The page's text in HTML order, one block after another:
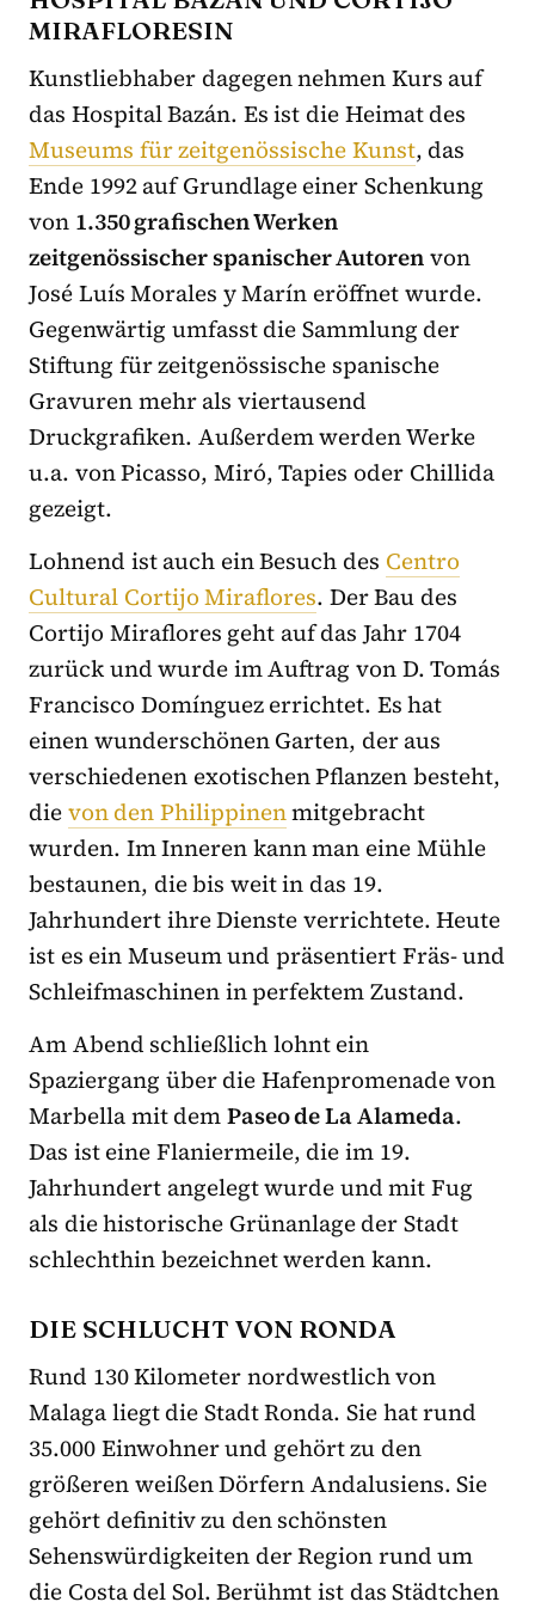
MIRAFLORESIN
Kunstliebhaber dagegen nehmen Kurs auf
das Hospital Bazán. Es ist die Heimat des
Museums für zeitgenössische Kunst, das
Ende 1992 auf Grundlage einer Schenkung
von 1.350 grafischen Werken
zeitgenössischer spanischer Autorenvon
José Luís Morales y Marín eröffnet wurde.
Gegenwärtig umfasst die Sammlung der
Stiftung für zeitgenössische spanische
Gravuren mehr als viertausend
Druckgrafiken. Außerdem werden Werke
u.a. von Picasso, Miró, Tapies oder Chillida
gezeigt.
Lohnend ist auch ein Besuch des Centro
Cultural Cortijo Miraflores. Der Bau des
Cortijo Miraflores geht auf das Jahr 1704
zurück und wurde im Auftrag von D. Tomás
Francisco Domínguez errichtet. Es hat
einen wunderschönen Garten, der aus
verschiedenen exotischen Pflanzen besteht,
dievon den Philippinenmitgebracht
wurden. Im Inneren kann man eine Mühle
bestaunen, die bis weit in das 19.
Jahrhundert ihre Dienste verrichtete. Heute
ist es ein Museum und präsentiert Fräs- und
Schleifmaschinen in perfektem Zustand.
Am Abend schließlich lohnt ein
Spaziergang über die Hafenpromenade von
Marbella mit demPaseo de La Alameda.
Das ist eine Flaniermeile, die im 19.
Jahrhundert angelegt wurde und mit Fug
als die historische Grünanlage der Stadt
schlechthin bezeichnet werden kann.
DIE SCHLUCHT VON RONDA
Rund 130 Kilometer nordwestlich von
Malaga liegt die Stadt Ronda. Sie hat rund
35.000 Einwohner und gehört zu den
größeren weißen Dörfern Andalusiens. Sie
gehört definitiv zu den schönsten
Sehenswürdigkeiten der Region rund um
die Costa del Sol. Berühmt ist das Städtchen